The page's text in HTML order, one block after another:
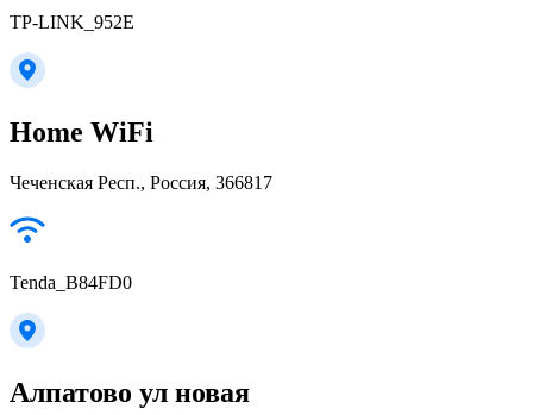
TP-LINK_952E
Home WiFi
Чеченская Респ., Россия, 366817
Tenda_B84FD0
Алпатово ул новая